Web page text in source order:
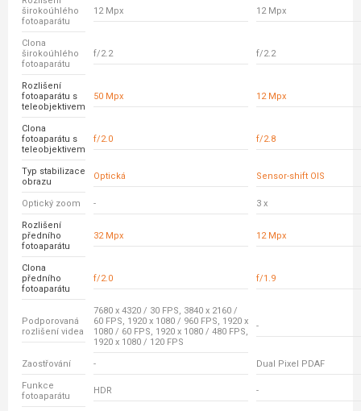
širokoúhlého
fotoaparátu
12 Mpx 12 Mpx
Clona
širokoúhlého
fotoaparátu
f/2.2 f/2.2
Rozlišení
fotoaparátu s
teleobjektivem
50 Mpx 12 Mpx
Clona
fotoaparátu s
teleobjektivem
f/2.0 f/2.8
Typ stabilizace
obrazu
Optická Sensor-shift OIS
Optický zoom - 3 x
Rozlišení
předního
fotoaparátu
32 Mpx 12 Mpx
Clona
předního
fotoaparátu
f/2.0 f/1.9
Podporovaná
rozlišení videa
7680 x 4320 / 30 FPS, 3840 x 2160 /
60 FPS, 1920 x 1080 / 960 FPS, 1920 x
1080 / 60 FPS, 1920 x 1080 / 480 FPS,
1920 x 1080 / 120 FPS
-
Zaostřování - Dual Pixel PDAF
Funkce
fotoaparátu
HDR -